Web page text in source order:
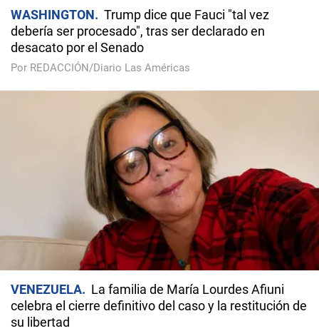
WASHINGTON
Trump dice que Fauci "tal vez
debería ser procesado", tras ser declarado en
desacato por el Senado
Por REDACCIÓN/Diario Las Américas
VENEZUELA
La familia de María Lourdes Afiuni
celebra el cierre definitivo del caso y la restitución de
su libertad